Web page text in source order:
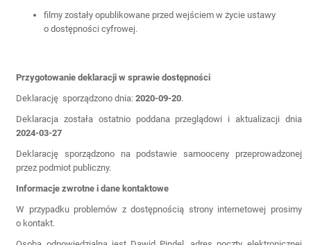
filmy zostały opublikowane przed wejściem w życie ustawy
o dostępności cyfrowej.
Przygotowanie deklaracji w sprawie dostępności
Deklarację sporządzono dnia: 2020-09-20.
Deklaracja została ostatnio poddana przeglądowi i aktualizacji dnia
2024-03-27
Deklarację sporządzono na podstawie samooceny przeprowadzonej
przez podmiot publiczny.
Informacje zwrotne i dane kontaktowe
W przypadku problemów z dostępnością strony internetowej prosimy
o kontakt.